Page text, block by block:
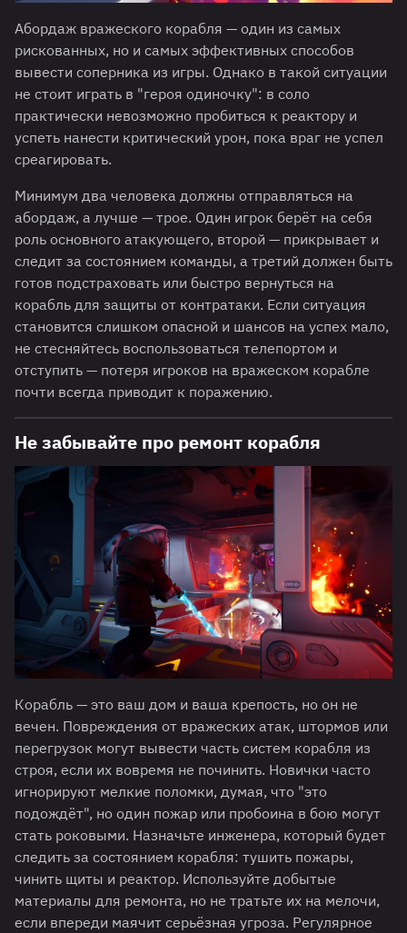
Абордаж вражеского корабля — один из самых
рискованных, но и самых эффективных способов
вывести соперника из игры. Однако в такой ситуации
не стоит играть в "героя одиночку": в соло
практически невозможно пробиться к реактору и
успеть нанести критический урон, пока враг не успел
среагировать.
Минимум два человека должны отправляться на
абордаж, а лучше — трое. Один игрок берёт на себя
роль основного атакующего, второй — прикрывает и
следит за состоянием команды, а третий должен быть
готов подстраховать или быстро вернуться на
корабль для защиты от контратаки. Если ситуация
становится слишком опасной и шансов на успех мало,
не стесняйтесь воспользоваться телепортом и
отступить — потеря игроков на вражеском корабле
почти всегда приводит к поражению.
Не забывайте про ремонт корабля
Корабль — это ваш дом и ваша крепость, но он не
вечен. Повреждения от вражеских атак, штормов или
перегрузок могут вывести часть систем корабля из
строя, если их вовремя не починить. Новички часто
игнорируют мелкие поломки, думая, что "это
подождёт", но один пожар или пробоина в бою могут
стать роковыми. Назначьте инженера, который будет
следить за состоянием корабля: тушить пожары,
чинить щиты и реактор. Используйте добытые
материалы для ремонта, но не тратьте их на мелочи,
если впереди маячит серьёзная угроза. Регулярное